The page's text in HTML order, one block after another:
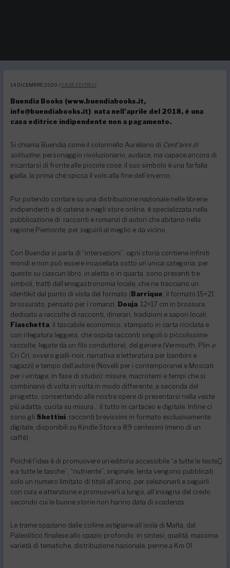
14 DICEMBRE 2020 / CASE EDITRICI
Buendia Books (www.buendiabooks.it,
info@buendiabooks.it), nata nell’aprile del 2018, è una
casa editrice indipendente non a pagamento.
Si chiama Buendia come il colonnello Aureliano di Cent’anni di
solitudine, personaggio rivoluzionario, audace, ma capace ancora di
incantarsi di fronte alle piccole cose; il suo simbolo è una farfalla
gialla, la prima che spicca il volo alla fine dell’inverno.
Pur potendo contare su una distribuzione nazionale nelle librerie
indipendenti e di catena e negli store online, è specializzata nella
pubblicazione di racconti e romanzi di autori che abitano nella
regione Piemonte, per seguirli al meglio e da vicino.
Con Buendia si parla di “intersezioni”: ogni storia contiene infiniti
mondi e non può essere incasellata sotto un’unica categoria, per
questo su ciascun libro, in aletta o in quarta, sono presenti tre
simboli, tratti dall’enogastronomia locale, che ne tracciano un
identikit dal punto di vista del formato ( Barrique, il formato 15×21
brossurato, pensato per i romanzi; Douja, 12×17 cm in brossura,
dedicato a raccolte di racconti, itinerari, tradizioni e sapori locali;
Fiaschetta, il tascabile economico, stampato in carta riciclata e
con rilegatura leggera, che ospita racconti singoli o piccolissime
raccolte, legate da un filo conduttore), del genere (Vermouth, Plin e
Cri Cri, ovvero gialli-noir, narrativa e letteratura per bambini e
ragazzi) e tempo dell’autore (Novelli per i contemporanei e Moscati
per i vintage, in fase di studio): misure, macrotemi e tempi che si
combinano di volta in volta in modo differente, a seconda del
progetto, consentendo alle nostre opere di presentarsi nella veste
più adatta, cucita su misura… il tutto in cartaceo e digitale. Infine ci
sono gli Shottini: racconti brevissimi in formato esclusivamente
digitale, disponibili su Kindle Store a 89 centesimi (meno di un
caffè).
Poiché l’idea è di promuovere un’editoria accessibile “a tutte le teste
e a tutte le tasche”, “nutriente”, originale, lenta vengono pubblicati
solo un numero limitato di titoli all’anno, per selezionarli e seguirli
con cura e attenzione e promuoverli a lungo, all’insegna del credo
secondo cui le buone storie non hanno data di scadenza.
Le trame spaziano dalle colline astigiane all’isola di Malta, dal
Paleolitico finalese allo spazio profondo: in sintesi, qualità, massima
varietà di tematiche, distribuzione nazionale, penne a Km 0!